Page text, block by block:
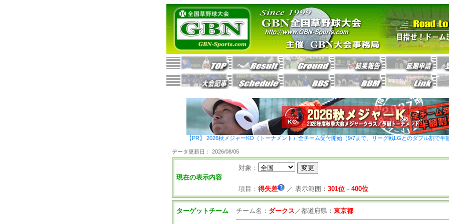
【PR】 2026秋メジャーKO（トーナメント）全チーム受付開始（9/7まで、リーグ戦LGとのダブル割で半
データ更新日： 2026/08/05
現在の表示内容
対象：
項目： 得失差 ／ 表示範囲： 301位－ 400位
ターゲットチーム チーム名： ダークス ／都道府県： 東京都